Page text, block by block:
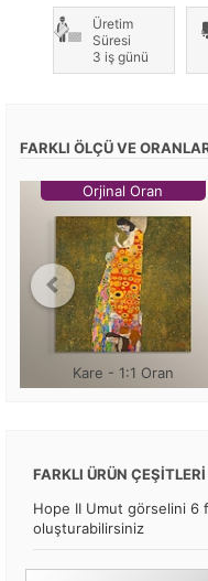
Üretim
Süresi
3 iş günü
FARKLI ÖLÇÜ VE
Orjinal Oran
Kare - 1:1 Oran
FARKLI ÜRÜN ÇEŞİTLERİ
Hope II Umut görselini 6
oluşturabilirsiniz